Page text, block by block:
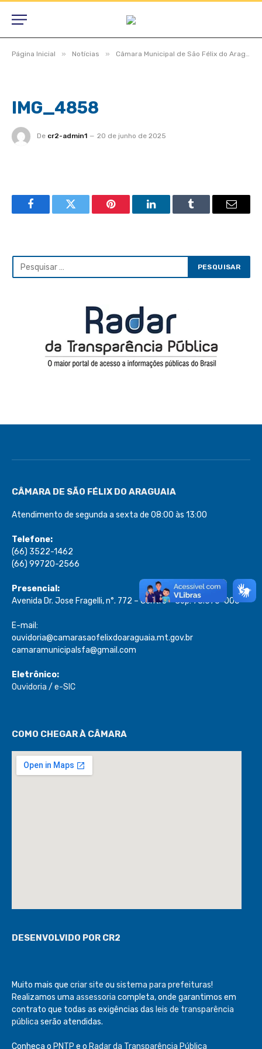
Página Inicial » Notícias » Câmara Municipal de São Félix do Araguaia aprova projetos relevantes e reforça compromisso com a população durante sessão ordinária
IMG_4858
De cr2-admin1 20 de junho de 2025
FacebookTwitter Pinterest LinkedInTumblr Email
CÂMARA DE SÃO FÉLIX DO ARAGUAIA
Atendimento de segunda a sexta de 08:00 às 13:00
Telefone:
(66) 3522-1462
(66) 99720-2566
Presencial:
Avenida Dr. Jose Fragelli, n°. 772 – Centro – Cep: 78.670-000
E-mail:
ouvidoria@camarasaofelixdoaraguaia.mt.gov.br
camaramunicipalsfa@gmail.com
Eletrônico:
Ouvidoria / e-SIC
COMO CHEGAR À CÂMARA
DESENVOLVIDO POR CR2
Muito mais que criar site ou sistema para prefeituras!
Realizamos uma assessoria completa, onde garantimos em
contrato que todas as exigências das leis de transparência
pública serão atendidas.
Conheça o PNTP e o Radar da Transparência Pública